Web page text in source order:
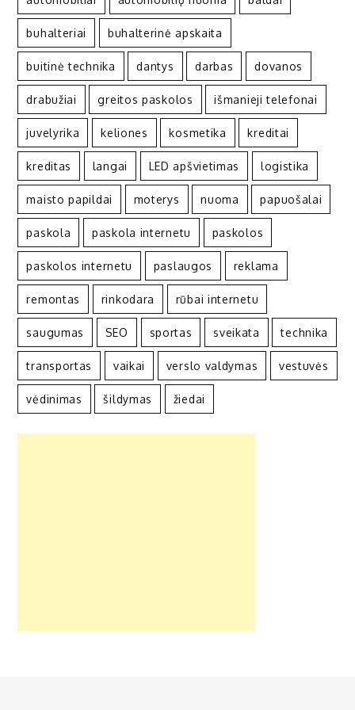
buhalteriai buhalterinė apskaita
buitinė technika dantys darbas dovanos
drabužiai greitos paskolos išmanieji telefonai
juvelyrika keliones kosmetika kreditai
kreditas langai LED apšvietimas logistika
maisto papildai moterys nuoma papuošalai
paskola paskola internetu paskolos
paskolos internetu paslaugos reklama
remontas rinkodara rūbai internetu
saugumas SEO sportas sveikata technika
transportas vaikai verslo valdymas vestuvės
vėdinimas šildymas žiedai